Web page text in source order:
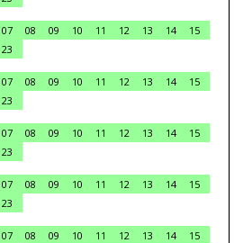
07 08 09 10 11 12 13 14
15
23
07 08 09 10 11 12 13 14
15
23
07 08 09 10 11 12 13 14
15
23
07 08 09 10 11 12 13 14
15
23
07 08 09 10 11 12 13 14
15